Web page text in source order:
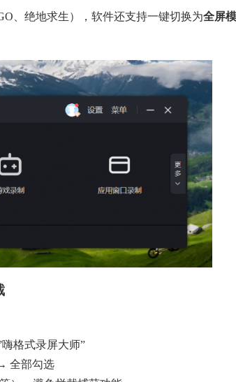
、绝地求生），软件还支持一键切换为全屏模
格式录屏大师”
全部勾选